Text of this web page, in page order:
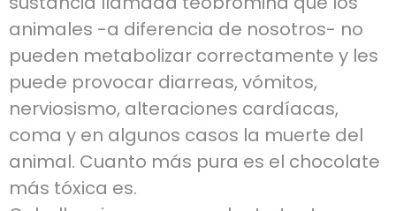
animales -a diferencia de nosotros- no
pueden metabolizar correctamente y les
puede provocar diarreas, vómitos,
nerviosismo, alteraciones cardíacas,
coma y en algunos casos la muerte del
animal. Cuanto más pura es el chocolate
más tóxica es.